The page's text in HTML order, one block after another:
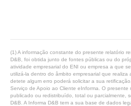
(1) A informação constante do presente relatório
D&B, foi obtida junto de fontes públicas ou do
atividade empresarial do ENI ou empresa a que
utilizá-la dentro do âmbito empresarial que realiza
detete algum erro poderá solicitar a sua
Serviço de Apoio ao Cliente eInforma. O presente
publicado ou redistribuído, total ou parcialmente,
D&B. A Informa D&B tem a sua base de dados